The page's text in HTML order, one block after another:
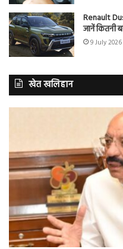
Renault
जानें कितनी
9 July
खेत खलिहान